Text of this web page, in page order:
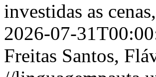
investidas as
2026-07-
Freitas Santos,